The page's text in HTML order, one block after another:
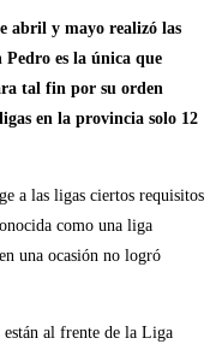
abril y mayo realizó las
Pedro es la única que
tal fin por su orden
en la provincia solo 12
a las ligas ciertos requisitos
como una liga
una ocasión no logró
están al frente de la Liga